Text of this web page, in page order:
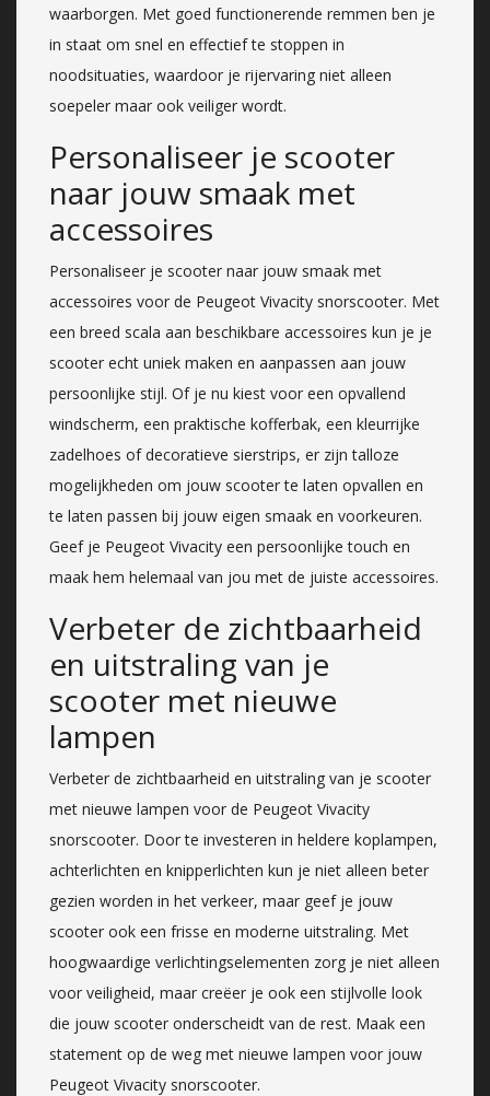
waarborgen. Met goed functionerende remmen ben je
in staat om snel en effectief te stoppen in
noodsituaties, waardoor je rijervaring niet alleen
soepeler maar ook veiliger wordt.
Personaliseer je scooter
naar jouw smaak met
accessoires
Personaliseer je scooter naar jouw smaak met
accessoires voor de Peugeot Vivacity snorscooter. Met
een breed scala aan beschikbare accessoires kun je je
scooter echt uniek maken en aanpassen aan jouw
persoonlijke stijl. Of je nu kiest voor een opvallend
windscherm, een praktische kofferbak, een kleurrijke
zadelhoes of decoratieve sierstrips, er zijn talloze
mogelijkheden om jouw scooter te laten opvallen en
te laten passen bij jouw eigen smaak en voorkeuren.
Geef je Peugeot Vivacity een persoonlijke touch en
maak hem helemaal van jou met de juiste accessoires.
Verbeter de zichtbaarheid
en uitstraling van je
scooter met nieuwe
lampen
Verbeter de zichtbaarheid en uitstraling van je scooter
met nieuwe lampen voor de Peugeot Vivacity
snorscooter. Door te investeren in heldere koplampen,
achterlichten en knipperlichten kun je niet alleen beter
gezien worden in het verkeer, maar geef je jouw
scooter ook een frisse en moderne uitstraling. Met
hoogwaardige verlichtingselementen zorg je niet alleen
voor veiligheid, maar creëer je ook een stijlvolle look
die jouw scooter onderscheidt van de rest. Maak een
statement op de weg met nieuwe lampen voor jouw
Peugeot Vivacity snorscooter.